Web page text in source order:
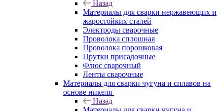
Назад
Материалы для сварки нержавеющих и
жаростойких сталей
Электроды сварочные
Проволока сплошная
Проволока порошковая
Прутки присадочные
Флюс сварочный
Ленты сварочные
Материалы для сварки чугуна и сплавов на
основе никеля
Назад